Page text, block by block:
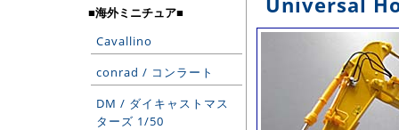
■海外ミニチュア■
Cavallino
conrad / コンラート
DM / ダイキャストマス
ターズ 1/50